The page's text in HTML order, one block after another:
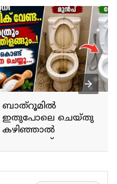
ബാത്റൂമിൽ
ഇതുപോലെ ചെയ്തു
കഴിഞ്ഞാൽ
ഉപ്പുകൊണ്ട്
ചെറിയൊരു സൂത്രം
വളരെയധികം